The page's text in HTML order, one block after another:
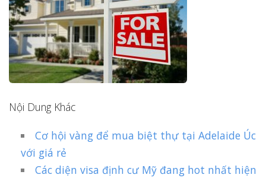
Nội Dung Khác
Cơ hội vàng để mua biệt thự tại Adelaide Úc
với giá rẻ
Các diện visa định cư Mỹ đang hot nhất hiện